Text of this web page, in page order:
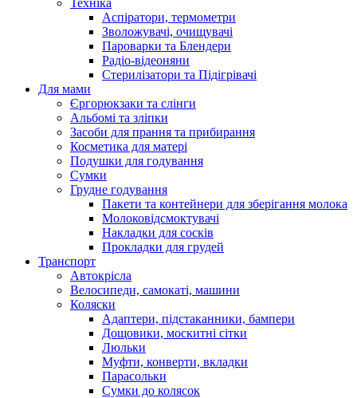
Техніка
Аспіратори, термометри
Зволожувачі, очищувачі
Пароварки та Блендери
Радіо-відеоняни
Стерилізатори та Підігрівачі
Для мами
Єргорюкзаки та слінги
Альбомі та зліпки
Засоби для прання та прибирання
Косметика для матері
Подушки для годування
Сумки
Грудне годування
Пакети та контейнери для зберігання молока
Молоковідсмоктувачі
Накладки для сосків
Прокладки для грудей
Транспорт
Автокрісла
Велосипеди, самокаті, машини
Коляски
Адаптери, підстаканники, бампери
Дощовики, москитні сітки
Люльки
Муфти, конверти, вкладки
Парасольки
Сумки до колясок